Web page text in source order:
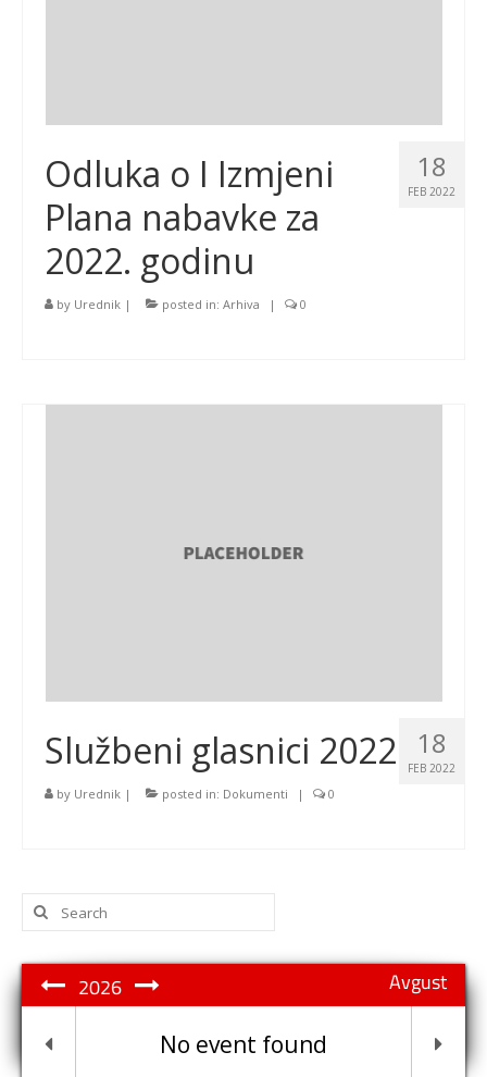
18
FEB 2022
Odluka o I Izmjeni
Plana nabavke za
2022. godinu
by Urednik | posted in: Arhiva | 0
18
FEB 2022
Službeni glasnici 2022
by Urednik | posted in: Dokumenti | 0
Search
for:
Avgust
2026
No event found